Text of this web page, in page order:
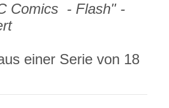
Comics - Flash" -
einer Serie von 18